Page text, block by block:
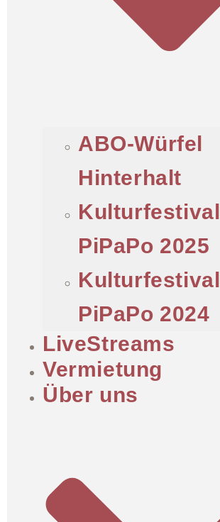
ABO-Würfel
Hinterhalt
Kulturfestival
PiPaPo 2025
Kulturfestival
PiPaPo 2024
LiveStreams
Vermietung
Über uns